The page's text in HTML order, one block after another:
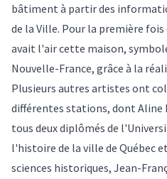
bâtiment à partir des
de la Ville. Pour la première
avait l'air cette maison,
Nouvelle-France, grâce à la
Plusieurs autres artistes ont
différentes stations, dont Aline
tous deux diplômés de
l'histoire de la ville de Québec
sciences historiques, Jean-